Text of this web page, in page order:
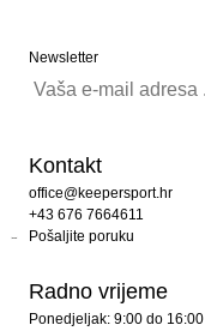
Newsletter
Kontakt
office@keepersport.hr
+43 676 7664611
Pošaljite poruku
Radno vrijeme
Ponedjeljak: 9:00 do 16:00